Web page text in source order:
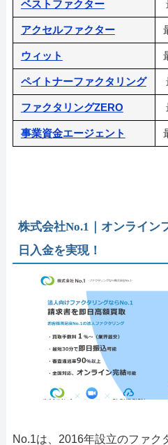
ベストファクター
アクセルファクター
ウィット
ペイトナーファクタリング
ファクタリングZERO
事業資金エージェント
株式会社No.1｜オンライン
日入金を実現！
No.1は、2016年設立のファク